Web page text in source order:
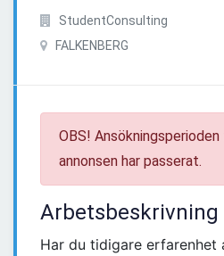
StudentConsulting
FALKENBERG
OBS!
annonsen har passerat.
Arbetsbeskrivning
Har du tidigare erfarenhet